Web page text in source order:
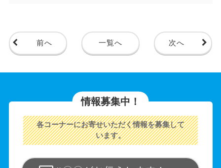
前へ 一覧へ 次へ
情報募集中！
各コーナーにお寄せいただく情報を募集して
います。